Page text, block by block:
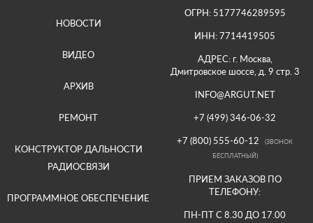
НОВОСТИ
ВИДЕО
АРХИВ
РЕМОНТ
КОНСТРУКТОР ДАЛЬНОСТИ
РАДИОСВЯЗИ
ПРОГРАММНОЕ ОБЕСПЕЧЕНИЕ
ОГРН: 5177746289595
ИНН: 7714419505
АДРЕС: г. Москва,
Дмитровское шоссе, д. 9 стр. 3
INFO@ARGUT.NET
+7 (499) 346-06-32
+7 (800) 555-60-12
(ЗВОНОК
БЕСПЛАТНЫЙ)
ПРИЕМ ЗАКАЗОВ ПО
ТЕЛЕФОНУ:
ПН-ПТ С 8.30 ДО 17.00